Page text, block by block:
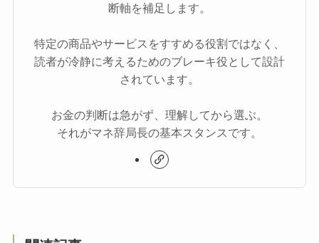
断軸を補足します。
特定の商品やサービスをすすめる役割ではなく、
読者が冷静に考えるためのブレーキ役として設計
されています。
お金の判断は急がず、理解してから選ぶ。
それがマネ辞局長の基本スタンスです。